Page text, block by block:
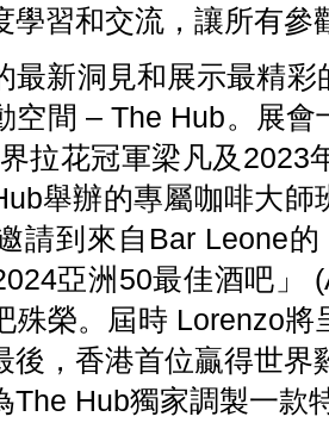
學習和交流，讓所有參
最新洞見和展示最精
空間 – The Hub。展
拉花冠軍梁凡及2023
舉辦的專屬咖啡大
請到來自Bar Leone
亞洲50最佳酒吧」
殊榮。屆時 Lorenzo
後，香港首位贏得世
The Hub獨家調製一款